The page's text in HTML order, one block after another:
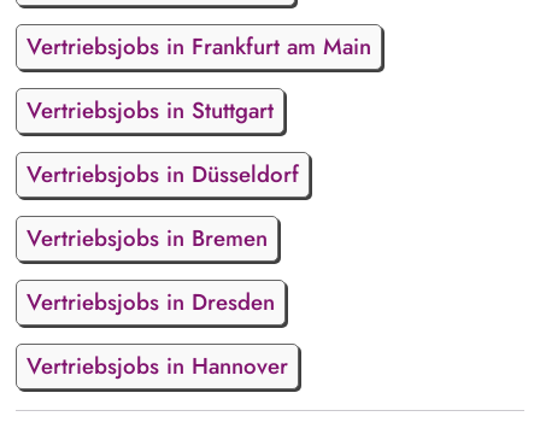
Vertriebsjobs in Frankfurt am Main
Vertriebsjobs in Stuttgart
Vertriebsjobs in Düsseldorf
Vertriebsjobs in Bremen
Vertriebsjobs in Dresden
Vertriebsjobs in Hannover